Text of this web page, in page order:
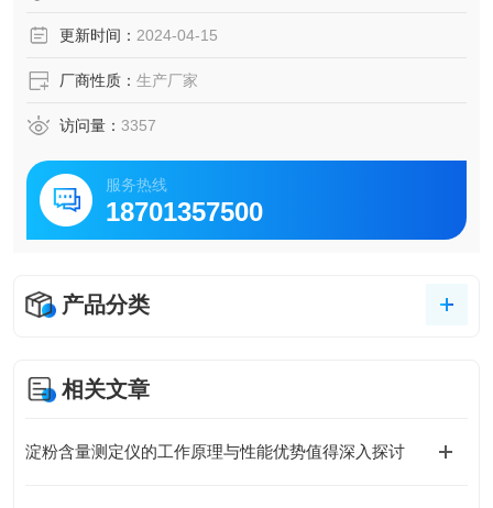
更新时间： 2024-04-15
厂商性质： 生产厂家
访问量： 3357
服务热线
18701357500
产品分类
相关文章
淀粉含量测定仪的工作原理与性能优势值得深入探讨